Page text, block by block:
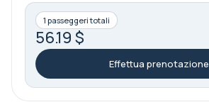
1 passeggeri totali
56.19 $
Effettua prenotazione